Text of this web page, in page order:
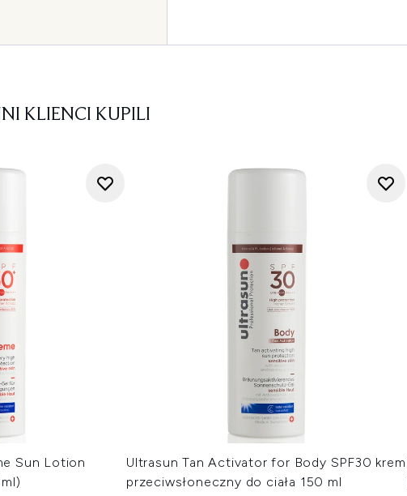
KLIENCI KUPILI
Sun Lotion
Ultrasun Tan Activator for Body SPF30 krem
przeciwsłoneczny do ciała 150 ml